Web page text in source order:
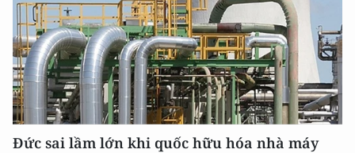
Đức sai lầm lớn khi quốc hữu hóa nhà máy
XIN CHÀO,
TÔI LÀ CHATBOT CỦA
Hãy hỏi tôi bất kỳ điều gì bạn cần biết về
An Ninh Thủ Đô nhé. Tôi sẵn sàng hỗ trợ!